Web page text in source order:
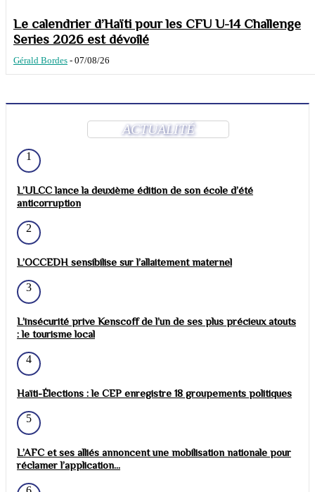
Le calendrier d’Haïti pour les CFU U-14 Challenge
Series 2026 est dévoilé
Gérald Bordes - 07/08/26
ACTUALITÉ
1
L’ULCC lance la deuxième édition de son école d’été
anticorruption
2
L’OCCEDH sensibilise sur l’allaitement maternel
3
L’insécurité prive Kenscoff de l’un de ses plus précieux atouts
: le tourisme local
4
Haïti-Élections : le CEP enregistre 18 groupements politiques
5
L’AFC et ses alliés annoncent une mobilisation nationale pour
réclamer l’application...